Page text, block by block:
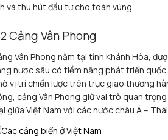
và thu hút đầu tư cho toàn vùng.
Cảng Vân Phong
Vân Phong nằm tại tỉnh Khánh Hòa,
nước sâu có tiềm năng phát triển quốc
vị trí chiến lược trên trục giao thương
cảng Vân Phong giữ vai trò quan
giữa Việt Nam với các nước châu Á –